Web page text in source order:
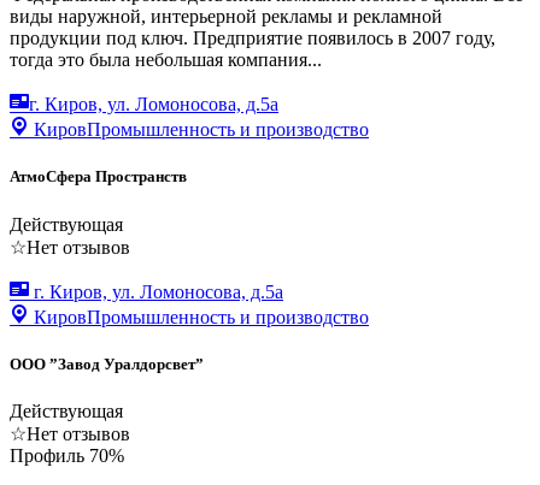
виды наружной, интерьерной рекламы и рекламной
продукции под ключ. Предприятие появилось в 2007 году,
тогда это была небольшая компания...
г. Киров, ул. Ломоносова, д.5а
КировПромышленность и производство
АтмоСфера Пространств
Действующая
☆Нет отзывов
г. Киров, ул. Ломоносова, д.5а
КировПромышленность и производство
ООО ”Завод Уралдорсвет”
Действующая
☆Нет отзывов
Профиль 70%